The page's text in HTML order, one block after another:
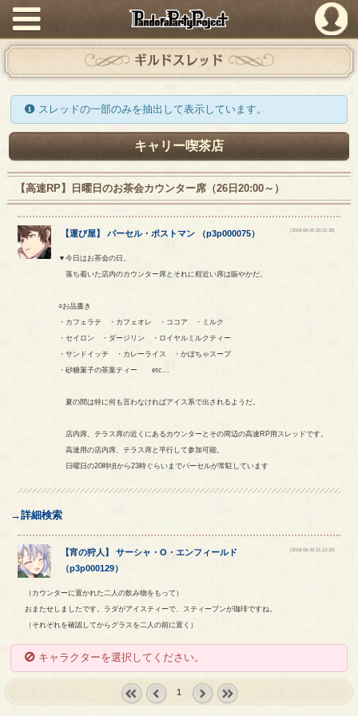
PandoraPartyProject
ギルドスレッド
スレッドの一部のみを抽出して表示しています。
キャリー喫茶店
【高速RP】日曜日のお茶会カウンター席（26日20:00～）
【運び屋】パーセル・ ポストマン （p3p000075） [2018-08-26 20:31:36]
▼今日はお茶会の日。
落ち着いた店内のカウンター席とそれに程近い席は賑やかだ。
○お品書き
・カフェラテ ・カフェオレ ・ココア ・ミルク
・セイロン ・ダージリン ・ロイヤルミルクティー
・サンドイッチ ・カレーライス ・かぼちゃスープ
・砂糖菓子の茶葉ティー etc...
夏の間は特に何も言わなければアイス系で出されるようだ。
店内席、テラス席の近くにあるカウンターとその周辺の高速RP用スレッドです。
高速用の店内席、テラス席と平行して参加可能。
日曜日の20時頃から23時ぐらいまでパーセルが常駐しています
→詳細検索
【宵の狩人 】サーシャ ・O ・ エンフィールド
（p3p000129）
[2018-08-26 21:12:20]
（カウンターに置かれた二人の飲み物をもって）
おまたせしましたです。ラダがアイスティーで、スティーブンが珈琲ですね。
（それぞれを確認してからグラスを二人の前に置く）
キャラクターを選択してください。
1